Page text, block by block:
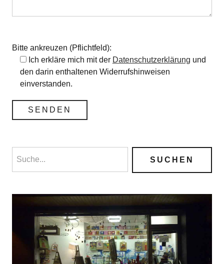
Bitte ankreuzen (Pflichtfeld):
Ich erkläre mich mit der Datenschutzerklärung und
den darin enthaltenen Widerrufshinweisen
einverstanden.